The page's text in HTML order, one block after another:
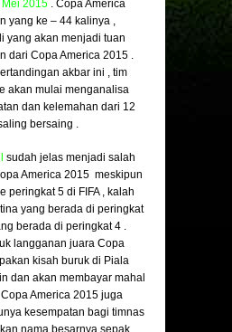
Mei 2015 . Copa America
yang ke – 44 kalinya ,
yang akan menjadi tuan
dari Copa America 2015 .
akbar ini , tim
akan mulai menganalisa
dan kelemahan dari 12
bersaing .
sudah jelas menjadi salah
America 2015 meskipun
peringkat 5 di FIFA , kalah
yang berada di peringkat
berada di peringkat 4 .
langganan juara Copa
kisah buruk di Piala
dan akan membayar mahal
America 2015 juga
kesempatan bagi timnas
nama besarnya sepak